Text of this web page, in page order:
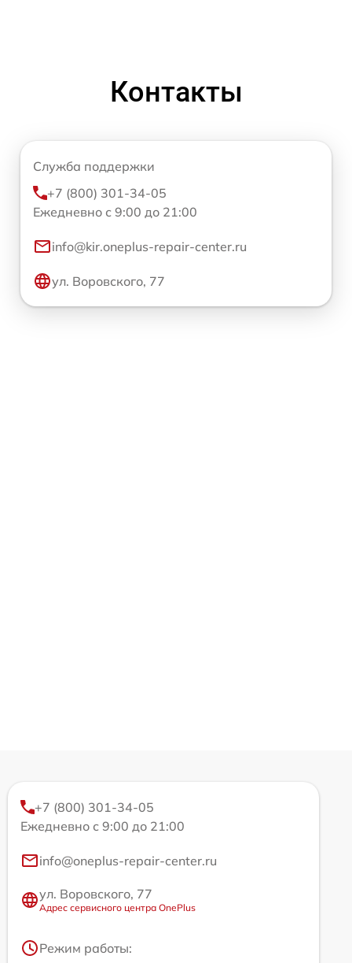
Контакты
Служба поддержки
+7 (800) 301-34-05
Ежедневно с 9:00 до 21:00
info@kir.oneplus-repair-center.ru
ул. Воровского, 77
+7 (800) 301-34-05
Ежедневно с 9:00 до 21:00
info@oneplus-repair-center.ru
ул. Воровского, 77
Адрес сервисного центра OnePlus
Режим работы: